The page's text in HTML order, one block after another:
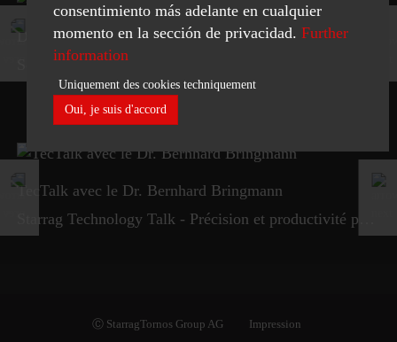
Droop+Rein
TecTalk avec le Dr. Bernhard Bringmann
Ⓒ StarragTornos Group AG
Impression
consentimiento más adelante en cualquier
momento en la sección de privacidad. Further
information
Oui, je suis d'accord
Uniquement des cookies techniquement
Necessary
Statistics
ACCEPT SELECTED